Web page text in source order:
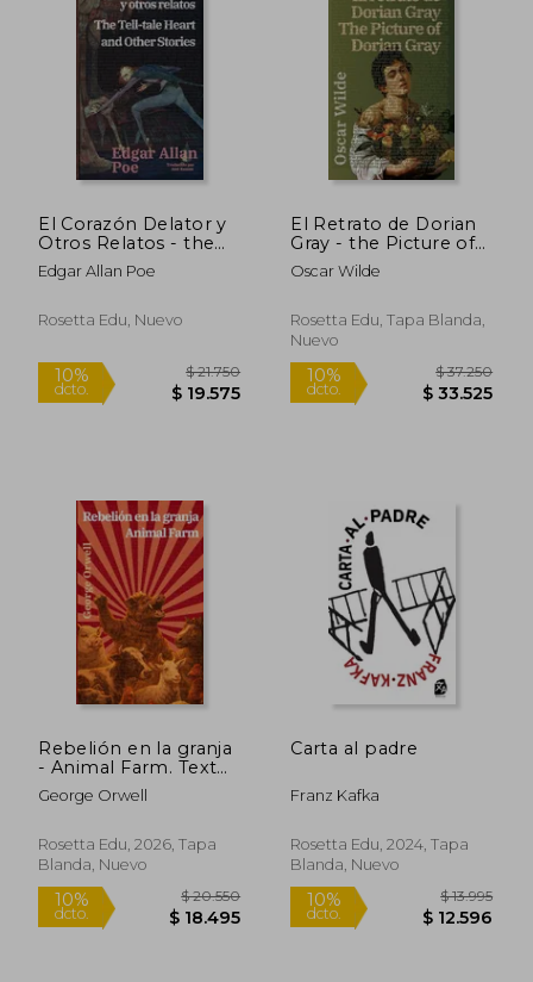
10% 10%
dcto.
El Corazón Delator y
Otros Relatos - the
Tell-Tale Heart and
Other Stories: Texto
Bilingual Edition:
Edgar Allan Poe
Rosetta Edu, Nuevo
10%
dcto. $ 19.575
El Retrato de Dorian
Gray - the Picture of
Dorian Gray: Texto
Paralelo Bilingüe -
Inglés - Español
Oscar Wilde
Rosetta Edu, Tapa Blanda,
Nuevo
10%
dcto.
Rebelión en la granja
- Animal Farm. Texto
paralelo bilingüe -
Bilingual edition:
English - Spanish
George Orwell
Rosetta Edu, 2026, Tapa
Blanda, Nuevo
Carta al padre
Franz Kafka
Rosetta Edu, 2024, Tapa
Blanda, Nuevo